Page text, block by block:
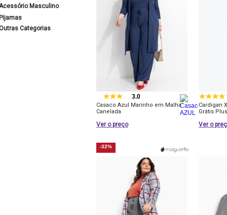
Masculino
Categorias
3.0
Casaco Azul Marinho em Malha
Canelada
Ver o preço
Cardigan
Grátis
Ver o
-32%